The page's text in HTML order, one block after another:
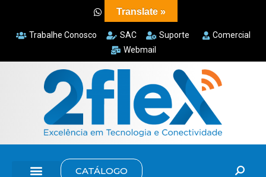
Trabalhe Conosco SAC Suporte
Comercial
Webmail
CATÁLOGO
Translate »